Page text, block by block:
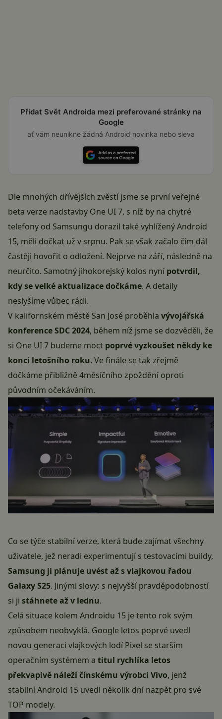
Přidat Svět Androida mezi preferované stránky na
Google
ať vám neunikne žádná Android novinka nebo sleva
Dle mnohých dřívějších zvěstí jsme se první veřejné
beta verze nadstavby One UI 7, s níž by na chytré
telefony od Samsungu dorazil také vyhlíženýAndroid
15, měli dočkat už v srpnu. Pak se však začalo čím dál
častěji hovořit o odložení. Nejprve na září, následně na
neurčito. Samotný jihokorejský kolos nyní potvrdil,
kdy se velké aktualizace dočkáme. A detaily
neslyšíme vůbec rádi.
V kalifornském městě San José proběhla vývojářská
konference SDC 2024, během níž jsme se dozvěděli, že
si One UI 7 budeme moct poprvé vyzkoušet někdy ke
konci letošního roku. Ve finále se tak zřejmě
dočkáme přibližně 4měsíčního zpoždění oproti
původním očekáváním.
Co se týče stabilní verze, která bude zajímat všechny
uživatele, jež neradi experimentují s testovacími buildy,
Samsung ji plánuje uvést až s vlajkovou řadou
Galaxy S25. Jinými slovy: s nejvyšší pravděpodobností
si ji stáhnete až v lednu.
Celá situace kolem Androidu 15 je tento rok svým
způsobem neobvyklá. Google letos poprvé uvedl
novou generaci vlajkových lodí Pixel se starším
operačním systémem a titul rychlíka letos
překvapivě náleží čínskému výrobci Vivo, jenž
stabilní Android 15 uvedl několik dní nazpět pro své
TOP modely.